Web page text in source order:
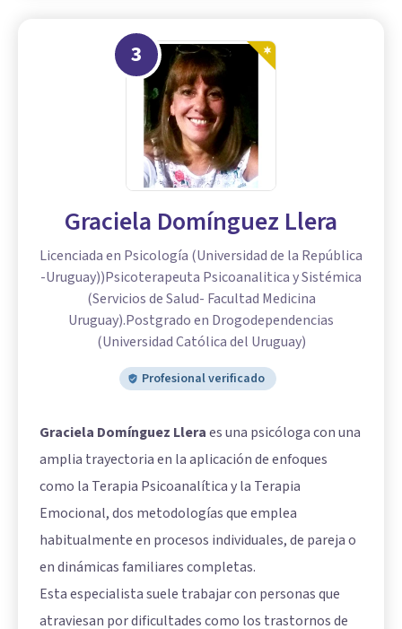
3
Graciela Domínguez Llera
Licenciada en Psicología (Universidad de la República
-Uruguay))Psicoterapeuta Psicoanalitica y Sistémica
(Servicios de Salud- Facultad Medicina
Uruguay).Postgrado en Drogodependencias
(Universidad Católica del Uruguay)
Profesional verificado
Graciela Domínguez Lleraes una psicóloga con una
amplia trayectoria en la aplicación de enfoques
como la Terapia Psicoanalítica y la Terapia
Emocional, dos metodologías que emplea
habitualmente en procesos individuales, de pareja o
en dinámicas familiares completas.
Esta especialista suele trabajar con personas que
atraviesan por dificultades como los trastornos de